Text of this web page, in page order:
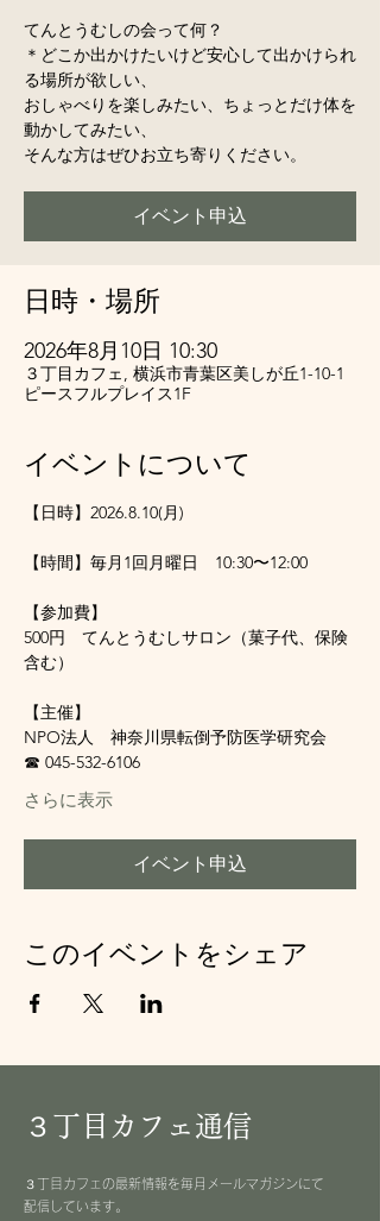
てんとうむしの会って何？
＊どこか出かけたいけど安心して出かけられ
る場所が欲しい、
おしゃべりを楽しみたい、ちょっとだけ体を
動かしてみたい、
そんな方はぜひお立ち寄りください。
イベント申込
日時・場所
2026年8月10日 10:30
３丁目カフェ, 横浜市青葉区美しが丘1-10-1
ピースフルプレイス1F
イベントについて
【日時】2026.8.10(月)
【時間】毎月1回月曜日　10:30〜12:00
【参加費】
500円　てんとうむしサロン（菓子代、保険
含む）
【主催】
NPO法人　神奈川県転倒予防医学研究会
☎ 045-532-6106
さらに表示
イベント申込
このイベントをシェア
３丁目カフェ通信
３丁目カフェの最新情報を毎月メールマガジンにて
配信しています。